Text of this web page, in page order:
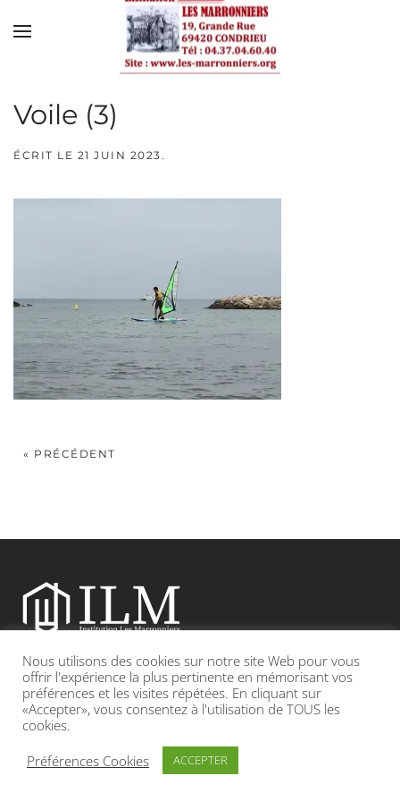
Skip to main content
Voile (3)
ÉCRIT LE 21 JUIN 2023.
« PRÉCÉDENT
Etablissement catholique sous contrat d’association avec l’Etat
Adresse : 19, Grande rue 69420 CONDRIEU
INFOS LÉGALES POLITIQUE DE CONFIDENTIALITÉ
Nous utilisons des cookies sur notre site Web pour vous
offrir l'expérience la plus pertinente en mémorisant vos
préférences et les visites répétées. En cliquant sur
«Accepter», vous consentez à l'utilisation de TOUS les
cookies.
Préférences Cookies
ACCEPTER